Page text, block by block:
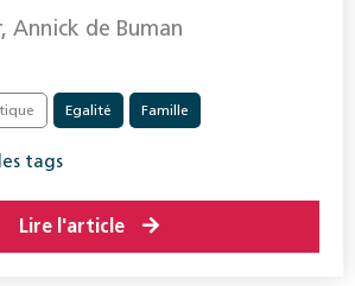
Annick de Buman
Egalité Famille
tags
Lire l'article